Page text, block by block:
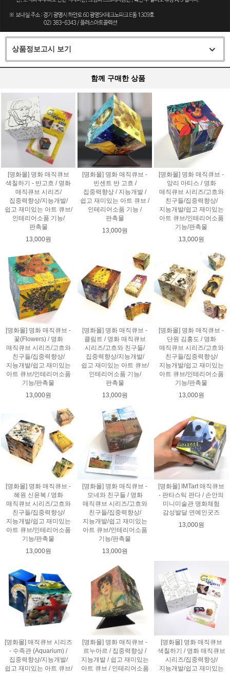
상품정보고시 보기
함께 구매한 상품
[명화몰] 명화 매직큐브
색칠하기 - 반고흐 / 명화
매직큐브 시리즈/
집중력향상/지능개발/
쉽고 재미있는 아트 큐브/
인테리어소품 기능/
판촉물
13,000원
[명화몰] 명화 매직큐브 -
빈센트 반 고흐 /
집중력향상 / 지능개발 /
쉽고 재미있는 아트 큐브 /
인테리어소품 기능 /
판촉물
13,000원
[명화몰] 명화 매직큐브 -
앙리 마티스 / 명화
매직큐브 시리즈/고흐와
친구들/집중력향상/
지능개발/쉽고 재미있는
아트 큐브/인테리어소품
기능/판촉물
13,000원
[명화몰] 명화 매직큐브 -
꽃(Flowers) / 명화
매직큐브 시리즈/고흐와
친구들/집중력향상/
지능개발/쉽고 재미있는
아트 큐브/인테리어소품
기능/판촉물
13,000원
[명화몰] 명화 매직큐브 -
클림트 / 명화 매직큐브
시리즈/고흐와 친구들/
집중력향상/지능개발/
쉽고 재미있는 아트 큐브/
인테리어소품 기능/
판촉물
13,000원
[명화몰] 명화 매직큐브 -
단원 김홍도 / 명화
매직큐브 시리즈/고흐와
친구들/집중력향상/
지능개발/쉽고 재미있는
아트 큐브/인테리어소품
기능/판촉물
13,000원
[명화몰] 명화 매직큐브 -
혜원 신윤복 / 명화
매직큐브 시리즈/고흐와
친구들/집중력향상/
지능개발/쉽고 재미있는
아트 큐브/인테리어소품
기능/판촉물
13,000원
[명화몰] 명화 매직큐브 -
모네와 친구들 / 명화
매직큐브 시리즈/고흐와
친구들/집중력향상/
지능개발/쉽고 재미있는
아트 큐브/인테리어소품
기능/판촉물
13,000원
[명화몰] IMTart 매직큐브
- 판타스틱 판다 / 손안의
미니미술관 명화체험
감성발달 연예인굿즈
13,000원
[명화몰] 매직큐브 시리즈
- 수족관 (Aquarium) /
집중력향상/지능개발/
쉽고 재미있는 아트 큐브/
[명화몰] 명화 매직큐브 -
르누아르 / 집중력향상 /
지능개발 / 쉽고 재미있는
아트 큐브 / 인테리어소품
[명화몰] 명화 매직큐브
색칠하기 / 명화 매직큐브
시리즈/집중력향상/
지능개발/쉽고 재미있는